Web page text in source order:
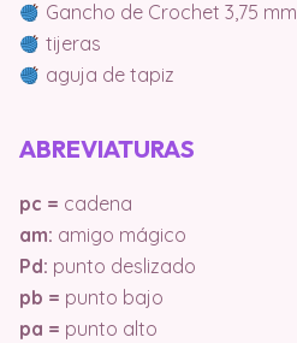
Gancho de Crochet 3,75 mm
tijeras
aguja de tapiz
ABREVIATURAS
pc = cadena
am: amigo mágico
Pd: punto deslizado
pb = punto bajo
pa = punto alto